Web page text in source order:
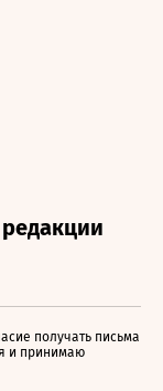
получать письма
и принимаю